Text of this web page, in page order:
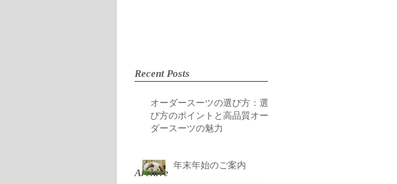
Recent Posts
オーダースーツの選び方：選
び方のポイントと高品質オー
ダースーツの魅力
年末年始のご案内
Archive